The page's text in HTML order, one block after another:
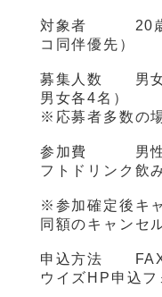
対象者 20歳
コ同伴優先）
募集人数 男女
男女各4名）
※応募者多数の
参加費 男性
フトドリンク飲
※参加確定後キ
同額のキャンセ
申込方法 FAX
ウイズHP申込